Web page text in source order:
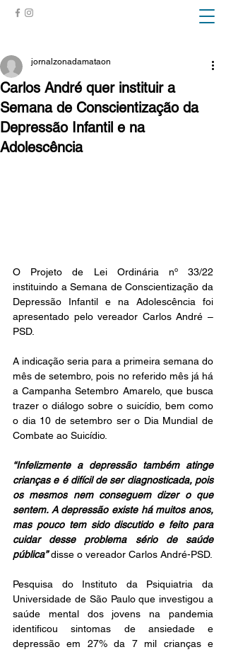
Carlos André quer instituir a
Semana de Conscientização da
Depressão Infantil e na
Adolescência
jornalzonadamataon
O Projeto de Lei Ordinária nº 33/22
instituindo a Semana de Conscientização da
Depressão Infantil e na Adolescência foi
apresentado pelo vereador Carlos André –
PSD.
A indicação seria para a primeira semana do
mês de setembro, pois no referido mês já há
a Campanha Setembro Amarelo, que busca
trazer o diálogo sobre o suicídio, bem como
o dia 10 de setembro ser o Dia Mundial de
Combate ao Suicídio.
“Infelizmente a depressão também atinge
crianças e é difícil de ser diagnosticada, pois
os mesmos nem conseguem dizer o que
sentem. A depressão existe há muitos anos,
mas pouco tem sido discutido e feito para
cuidar desse problema sério de saúde
pública”
Pesquisa do Instituto da Psiquiatria da
Universidade de São Paulo que investigou a
saúde mental dos jovens na pandemia
identificou sintomas de ansiedade e
depressão em 27% da 7 mil crianças e